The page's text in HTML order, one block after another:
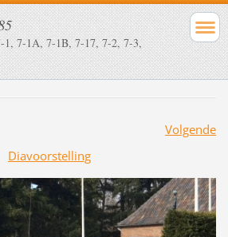
1, 7-1A, 7-1B, 7-17, 7-2, 7-3,
Volgende
Diavoorstelling